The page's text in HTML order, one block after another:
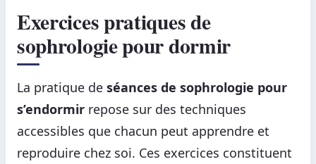
Exercices pratiques de
sophrologie pour dormir
La pratique de séances de sophrologie pour
s’endormirrepose sur des techniques
accessibles que chacun peut apprendre et
reproduire chez soi. Ces exercices constituent